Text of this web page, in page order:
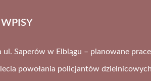
ul. Saperów w Elblągu – planowane
powołania policjantów